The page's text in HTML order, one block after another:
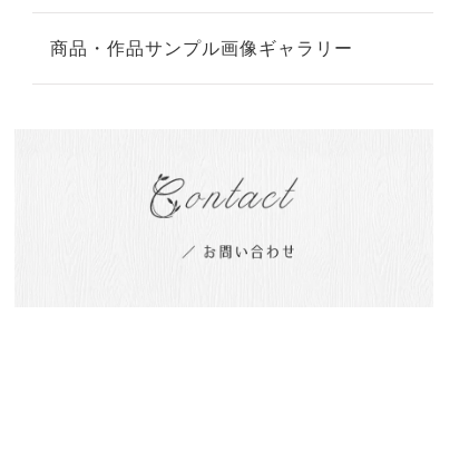
商品・作品サンプル画像ギャラリー